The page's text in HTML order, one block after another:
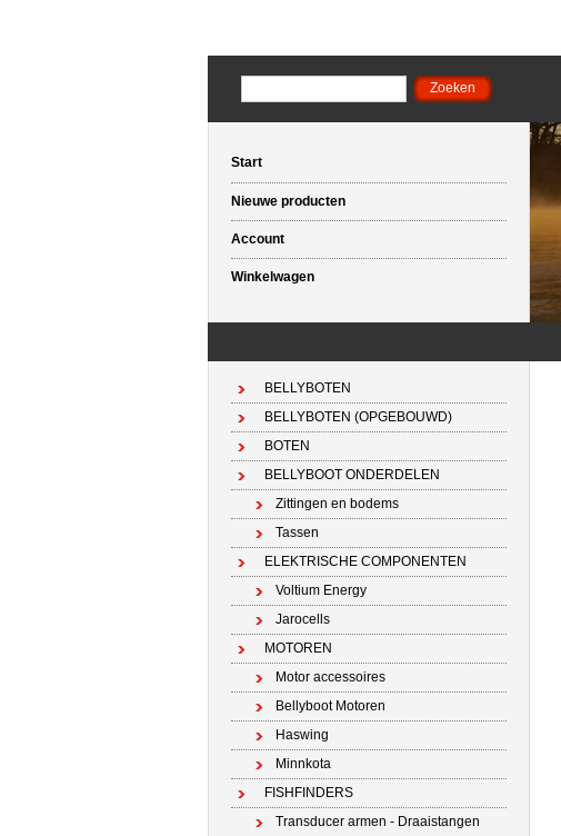
Start
Nieuwe producten
Account
Winkelwagen
BELLYBOTEN
BELLYBOTEN (OPGEBOUWD)
BOTEN
BELLYBOOT ONDERDELEN
Zittingen en bodems
Tassen
ELEKTRISCHE COMPONENTEN
Voltium Energy
Jarocells
MOTOREN
Motor accessoires
Bellyboot Motoren
Haswing
Minnkota
FISHFINDERS
Transducer armen - Draaistangen